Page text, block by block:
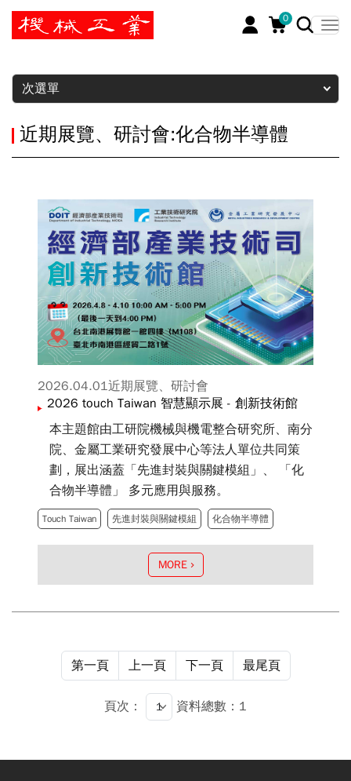
0
暫停
次選單
近期展覽、研討會:化合物半導體
2026.04.01近期展覽、研討會
2026 touch Taiwan 智慧顯示展 - 創新技術館
本主題館由工研院機械與機電整合研究所、南分
院、金屬工業研究發展中心等法人單位共同策
劃，展出涵蓋「先進封裝與關鍵模組」、 「化
合物半導體」 多元應用與服務。
Touch Taiwan 先進封裝與關鍵模組 化合物半導體
MORE
第一頁 上一頁 下一頁 最尾頁
頁次： 資料總數：1